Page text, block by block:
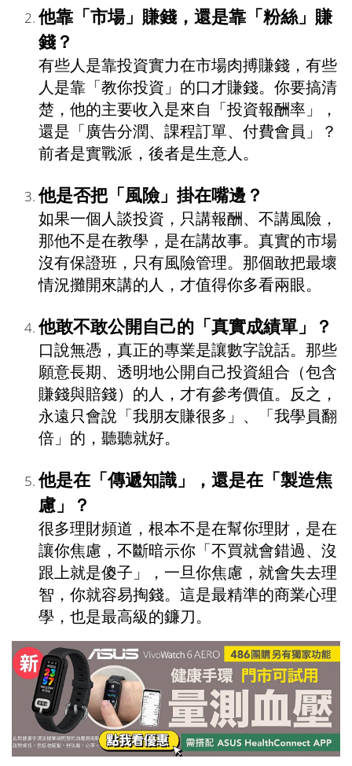
他靠「市場」賺錢，還是靠「粉絲」賺
錢？
有些人是靠投資實力在市場肉搏賺錢，有些
人是靠「教你投資」的口才賺錢。你要搞清
楚，他的主要收入是來自「投資報酬率」，
還是「廣告分潤、課程訂單、付費會員」？
前者是實戰派，後者是生意人。
他是否把「風險」掛在嘴邊？
如果一個人談投資，只講報酬、不講風險，
那他不是在教學，是在講故事。真實的市場
沒有保證班，只有風險管理。那個敢把最壞
情況攤開來講的人，才值得你多看兩眼。
他敢不敢公開自己的「真實成績單」？
口說無憑，真正的專業是讓數字說話。那些
願意長期、透明地公開自己投資組合（包含
賺錢與賠錢）的人，才有參考價值。反之，
永遠只會說「我朋友賺很多」、「我學員翻
倍」的，聽聽就好。
他是在「傳遞知識」，還是在「製造焦
慮」？
很多理財頻道，根本不是在幫你理財，是在
讓你焦慮，不斷暗示你「不買就會錯過、沒
跟上就是傻子」，一旦你焦慮，就會失去理
智，你就容易掏錢。這是最精準的商業心理
學，也是最高級的鐮刀。